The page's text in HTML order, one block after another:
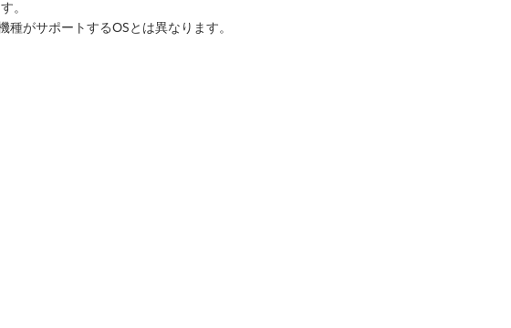
。
種がサポートするOSとは異なります。